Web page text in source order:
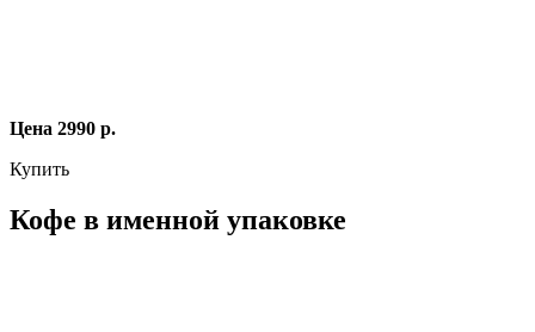
Цена 2990 р.
Купить
Кофе в именной упаковке